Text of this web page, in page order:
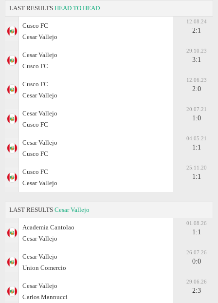
LAST RESULTS HEAD TO HEAD
Cusco FC
Cesar Vallejo
12.08.24
2:1
Cesar Vallejo
Cusco FC
29.10.23
3:1
Cusco FC
Cesar Vallejo
12.06.23
2:0
Cesar Vallejo
Cusco FC
20.07.21
1:0
Cesar Vallejo
Cusco FC
04.05.21
1:1
Cusco FC
Cesar Vallejo
25.11.20
1:1
LAST RESULTS Cesar Vallejo
Academia Cantolao
Cesar Vallejo
01.08.26
1:1
Cesar Vallejo
Union Comercio
26.07.26
0:0
Cesar Vallejo
Carlos Mannucci
29.06.26
2:3